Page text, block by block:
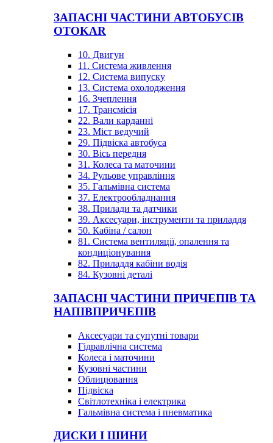
ЗАПАСНІ ЧАСТИНИ АВТОБУСІВ
OTOKAR
10. Двигун
11. Система живлення
12. Система випуску
13. Система охолодження
16. Зчеплення
17. Трансмісія
22. Вали карданні
23. Міст ведучий
29. Підвіска автобуса
30. Вісь передня
31. Колеса та маточини
34. Рульове управління
35. Гальмівна система
37. Електрообладнання
38. Прилади та датчики
39. Аксесуари, інструменти та приладдя
50. Кабіна / салон
81. Система вентиляції, опалення та
кондиціонування
82. Приладдя кабіни водія
84. Кузовні деталі
ЗАПАСНІ ЧАСТИНИ ПРИЧЕПІВ ТА
НАПІВПРИЧЕПІВ
Аксесуари та супутні товари
Гідравлічна система
Колеса і маточини
Кузовні частини
Облицювання
Підвіска
Світлотехніка і електрика
Гальмівна система і пневматика
ДИСКИ І ШИНИ